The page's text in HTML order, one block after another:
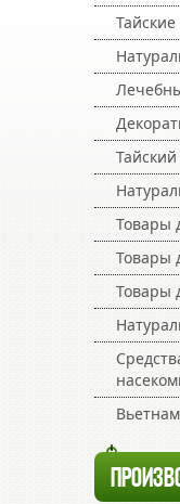
Товары
Товары
Товары